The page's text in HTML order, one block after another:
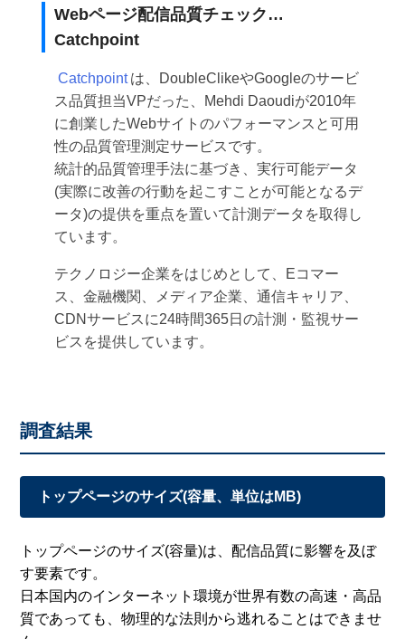
Webページ配信品質チェック…
Catchpoint
Catchpoint は、DoubleClikeやGoogleのサービ
ス品質担当VPだった、Mehdi Daoudiが2010年
に創業したWebサイトのパフォーマンスと可用
性の品質管理測定サービスです。
統計的品質管理手法に基づき、実行可能データ
(実際に改善の行動を起こすことが可能となるデ
ータ)の提供を重点を置いて計測データを取得し
ています。
テクノロジー企業をはじめとして、Eコマー
ス、金融機関、メディア企業、通信キャリア、
CDNサービスに24時間365日の計測・監視サー
ビスを提供しています。
調査結果
トップページのサイズ(容量、単位はMB)
トップページのサイズ(容量)は、配信品質に影響を及ぼ
す要素です。
日本国内のインターネット環境が世界有数の高速・高品
質であっても、物理的な法則から逃れることはできませ